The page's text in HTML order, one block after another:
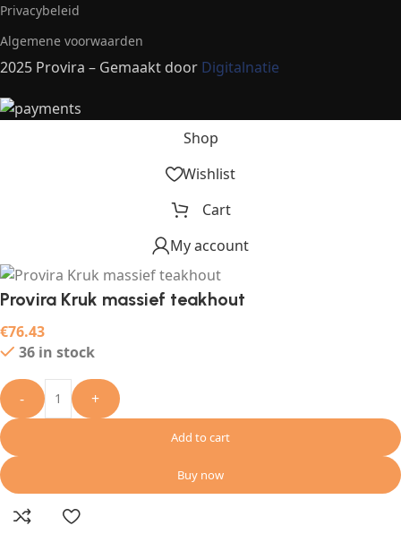
Privacybeleid
Algemene voorwaarden
2025 Provira – Gemaakt door Digitalnatie
Shop
Wishlist
Cart
My account
Provira Kruk massief teakhout
€76.43
36 in stock
- +
Add to cart
Buy now